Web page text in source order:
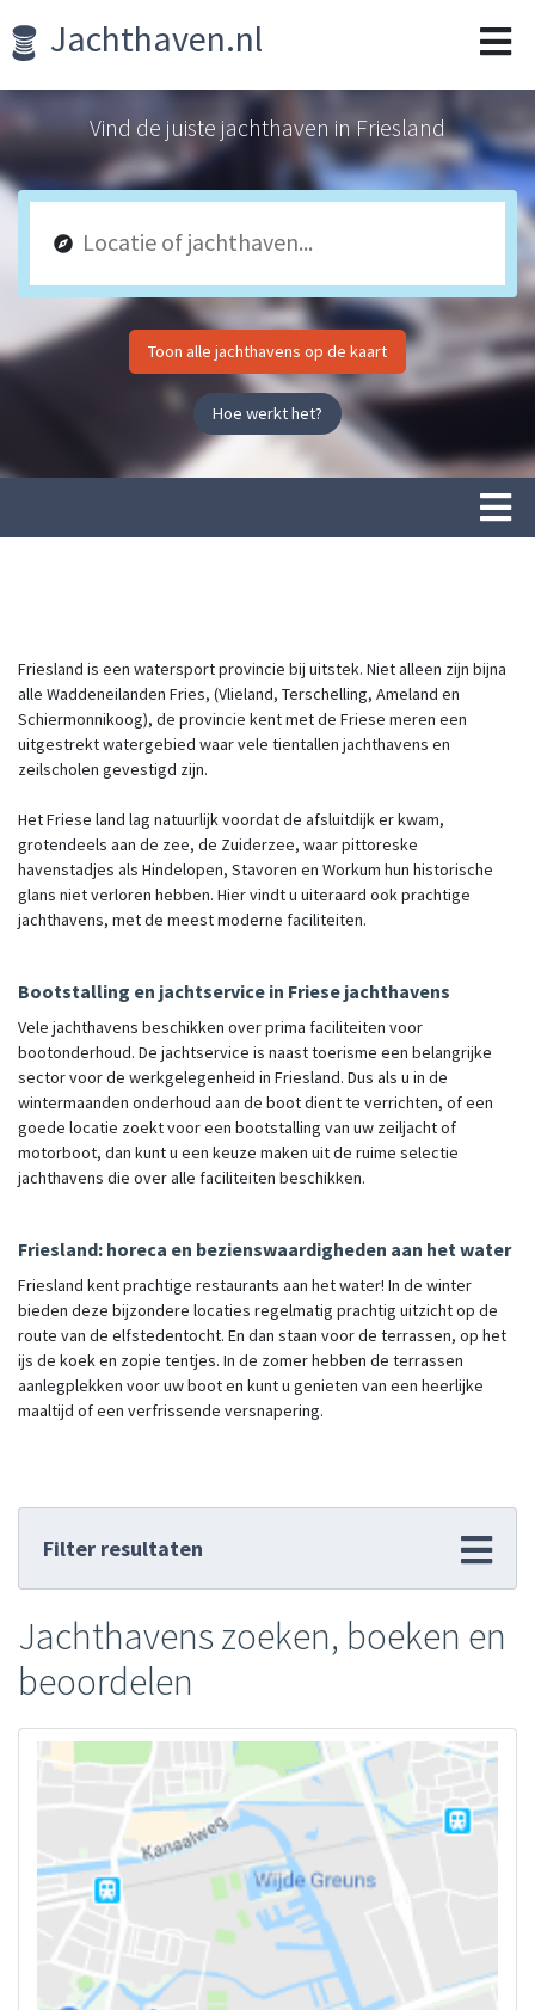
Jachthaven.nl
Vind de juiste jachthaven in Friesland
Toon alle jachthavens op de kaart
Hoe werkt het?
Friesland is een watersport provincie bij uitstek. Niet alleen zijn bijna
alle Waddeneilanden Fries, (Vlieland, Terschelling, Ameland en
Schiermonnikoog), de provincie kent met de Friese meren een
uitgestrekt watergebied waar vele tientallen jachthavens en
zeilscholen gevestigd zijn.
Het Friese land lag natuurlijk voordat de afsluitdijk er kwam,
grotendeels aan de zee, de Zuiderzee, waar pittoreske
havenstadjes als Hindelopen, Stavoren en Workum hun historische
glans niet verloren hebben. Hier vindt u uiteraard ook prachtige
jachthavens, met de meest moderne faciliteiten.
Bootstalling en jachtservice in Friese jachthavens
Vele jachthavens beschikken over prima faciliteiten voor
bootonderhoud. De jachtservice is naast toerisme een belangrijke
sector voor de werkgelegenheid in Friesland. Dus als u in de
wintermaanden onderhoud aan de boot dient te verrichten, of een
goede locatie zoekt voor een bootstalling van uw zeiljacht of
motorboot, dan kunt u een keuze maken uit de ruime selectie
jachthavens die over alle faciliteiten beschikken.
Friesland: horeca en bezienswaardigheden aan het water
Friesland kent prachtige restaurants aan het water! In de winter
bieden deze bijzondere locaties regelmatig prachtig uitzicht op de
route van de elfstedentocht. En dan staan voor de terrassen, op het
ijs de koek en zopie tentjes. In de zomer hebben de terrassen
aanlegplekken voor uw boot en kunt u genieten van een heerlijke
maaltijd of een verfrissende versnapering.
Filter resultaten
Jachthavens zoeken, boeken en
beoordelen